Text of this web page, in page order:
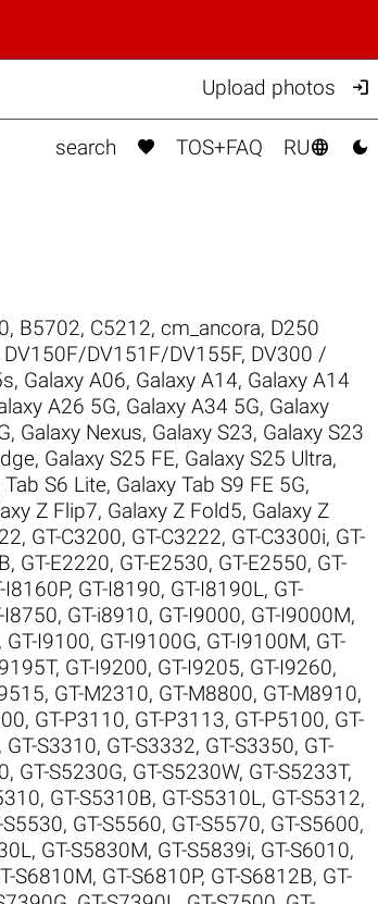
Upload photos 
search  TOS+FAQ RU 
, B5702, C5212, cm_ancora, D250
DV150F/DV151F/DV155F, DV300 /
, Galaxy A06, Galaxy A14, Galaxy A14
A26 5G, Galaxy A34 5G, Galaxy
, Galaxy Nexus, Galaxy S23, Galaxy S23
, Galaxy S25 FE, Galaxy S25 Ultra,
Tab S6 Lite, Galaxy Tab S9 FE 5G,
Z Flip7, Galaxy Z Fold5, Galaxy Z
, GT-C3200, GT-C3222, GT-C3300i, GT-
, GT-E2220, GT-E2530, GT-E2550, GT-
I8160P, GT-I8190, GT-I8190L, GT-
I8750, GT-i8910, GT-I9000, GT-I9000M,
GT-I9100, GT-I9100G, GT-I9100M, GT-
, GT-I9200, GT-I9205, GT-I9260,
, GT-M2310, GT-M8800, GT-M8910,
, GT-P3110, GT-P3113, GT-P5100, GT-
, GT-S3310, GT-S3332, GT-S3350, GT-
, GT-S5230G, GT-S5230W, GT-S5233T,
, GT-S5310B, GT-S5310L, GT-S5312,
S5530, GT-S5560, GT-S5570, GT-S5600,
, GT-S5830M, GT-S5839i, GT-S6010,
S6810M, GT-S6810P, GT-S6812B, GT-